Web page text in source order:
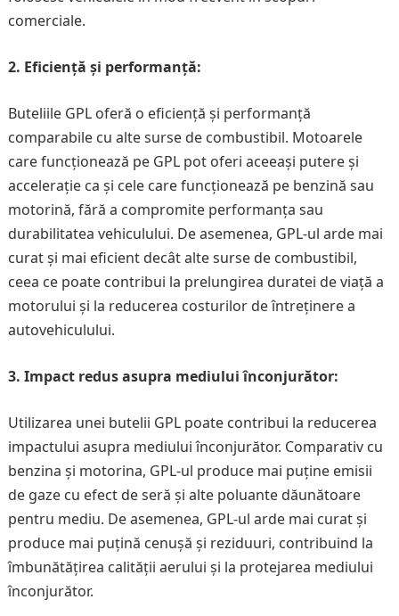
comerciale.
2. Eficiență și performanță:
Buteliile GPL oferă o eficiență și performanță
comparabile cu alte surse de combustibil. Motoarele
care funcționează pe GPL pot oferi aceeași putere și
accelerație ca și cele care funcționează pe benzină sau
motorină, fără a compromite performanța sau
durabilitatea vehiculului. De asemenea, GPL-ul arde mai
curat și mai eficient decât alte surse de combustibil,
ceea ce poate contribui la prelungirea duratei de viață a
motorului și la reducerea costurilor de întreținere a
autovehiculului.
3. Impact redus asupra mediului înconjurător:
Utilizarea unei butelii GPL poate contribui la reducerea
impactului asupra mediului înconjurător. Comparativ cu
benzina și motorina, GPL-ul produce mai puține emisii
de gaze cu efect de seră și alte poluante dăunătoare
pentru mediu. De asemenea, GPL-ul arde mai curat și
produce mai puțină cenușă și reziduuri, contribuind la
îmbunătățirea calității aerului și la protejarea mediului
înconjurător.